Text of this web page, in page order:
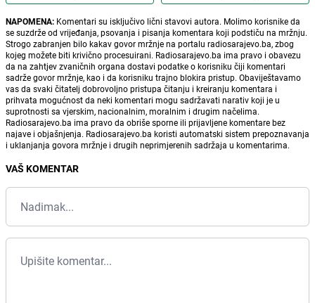
NAPOMENA: Komentari su isključivo lični stavovi autora. Molimo korisnike da
se suzdrže od vrijeđanja, psovanja i pisanja komentara koji podstiču na mržnju.
Strogo zabranjen bilo kakav govor mržnje na portalu radiosarajevo.ba, zbog
kojeg možete biti krivično procesuirani. Radiosarajevo.ba ima pravo i obavezu
da na zahtjev zvaničnih organa dostavi podatke o korisniku čiji komentari
sadrže govor mržnje, kao i da korisniku trajno blokira pristup. Obaviještavamo
vas da svaki čitatelj dobrovoljno pristupa čitanju i kreiranju komentara i
prihvata mogućnost da neki komentari mogu sadržavati narativ koji je u
suprotnosti sa vjerskim, nacionalnim, moralnim i drugim načelima.
Radiosarajevo.ba ima pravo da obriše sporne ili prijavljene komentare bez
najave i objašnjenja. Radiosarajevo.ba koristi automatski sistem prepoznavanja
i uklanjanja govora mržnje i drugih neprimjerenih sadržaja u komentarima.
VAŠ KOMENTAR